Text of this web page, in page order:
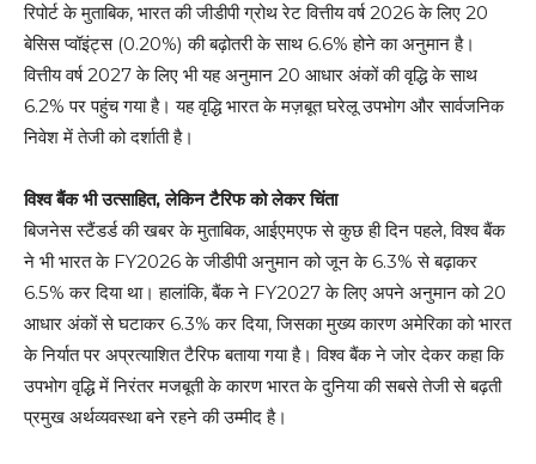
रिपोर्ट के मुताबिक, भारत की जीडीपी ग्रोथ रेट वित्तीय वर्ष 2026 के लिए 20
बेसिस प्वॉइंट्स (0.20%) की बढ़ोतरी के साथ 6.6% होने का अनुमान है।
वित्तीय वर्ष 2027 के लिए भी यह अनुमान 20 आधार अंकों की वृद्धि के साथ
6.2% पर पहुंच गया है। यह वृद्धि भारत के मज़बूत घरेलू उपभोग और सार्वजनिक
निवेश में तेजी को दर्शाती है।
विश्व बैंक भी उत्साहित, लेकिन टैरिफ को लेकर चिंता
बिजनेस स्टैंडर्ड की खबर के मुताबिक, आईएमएफ से कुछ ही दिन पहले, विश्व बैंक
ने भी भारत के FY2026 के जीडीपी अनुमान को जून के 6.3% से बढ़ाकर
6.5% कर दिया था। हालांकि, बैंक ने FY2027 के लिए अपने अनुमान को 20
आधार अंकों से घटाकर 6.3% कर दिया, जिसका मुख्य कारण अमेरिका को भारत
के निर्यात पर अप्रत्याशित टैरिफ बताया गया है। विश्व बैंक ने जोर देकर कहा कि
उपभोग वृद्धि में निरंतर मजबूती के कारण भारत के दुनिया की सबसे तेजी से बढ़ती
प्रमुख अर्थव्यवस्था बने रहने की उम्मीद है।